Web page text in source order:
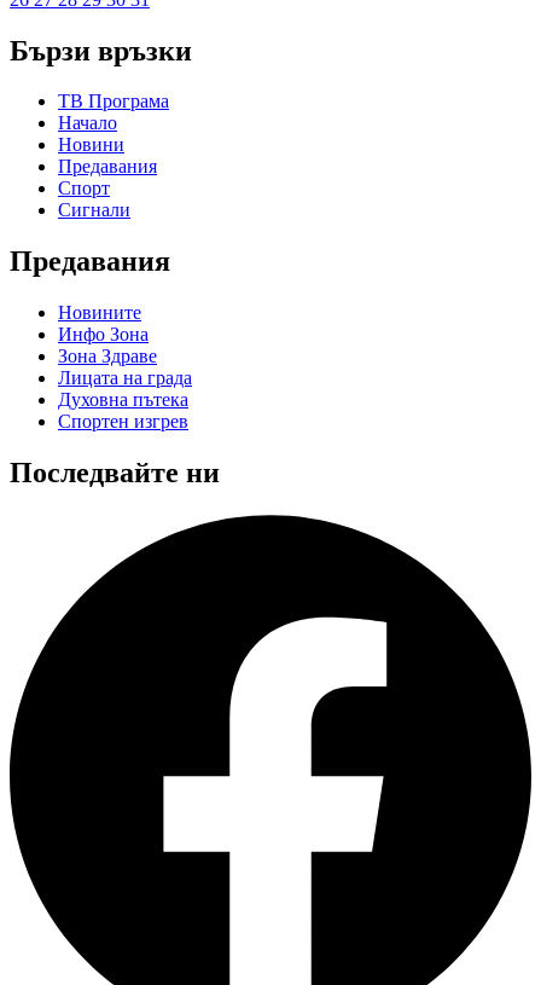
Бързи връзки
ТВ Програма
Начало
Новини
Предавания
Спорт
Сигнали
Предавания
Новините
Инфо Зона
Зона Здраве
Лицата на града
Духовна пътека
Спортен изгрев
Последвайте ни